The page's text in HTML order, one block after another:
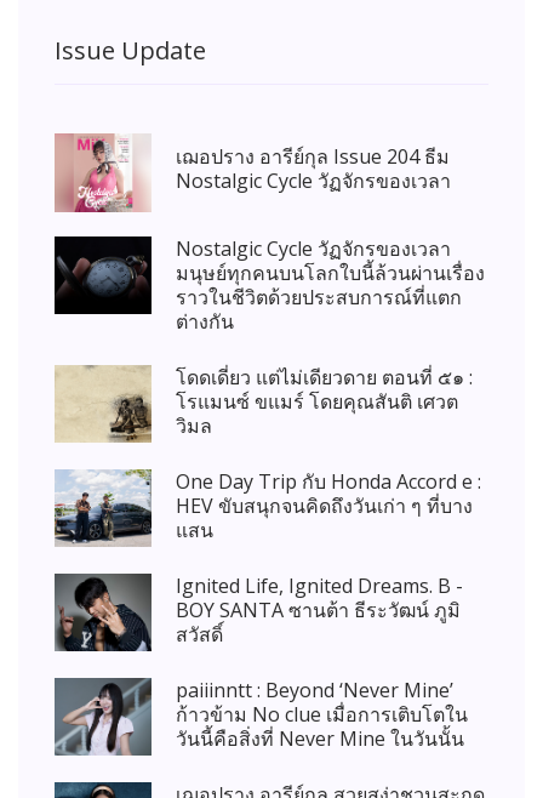
Issue Update
เฌอปราง อารีย์กุล Issue 204 ธีม
Nostalgic Cycle วัฏจักรของเวลา
Nostalgic Cycle วัฏจักรของเวลา
มนุษย์ทุกคนบนโลกใบนี้ล้วนผ่านเรื่อง
ราวในชีวิตด้วยประสบการณ์ที่แตก
ต่างกัน
โดดเดี่ยว แต่ไม่เดียวดาย ตอนที่ ๕๑ :
โรแมนซ์ ขแมร์ โดยคุณสันติ เศวต
วิมล
One Day Trip กับ Honda Accord e :
HEV ขับสนุกจนคิดถึงวันเก่า ๆ ที่บาง
แสน
Ignited Life, Ignited Dreams. B -
BOY SANTA ซานต้า ธีระวัฒน์ ภูมิ
สวัสดิ์
paiiinntt : Beyond ‘Never Mine’
ก้าวข้าม No clue เมื่อการเติบโตใน
วันนี้คือสิ่งที่ Never Mine ในวันนั้น